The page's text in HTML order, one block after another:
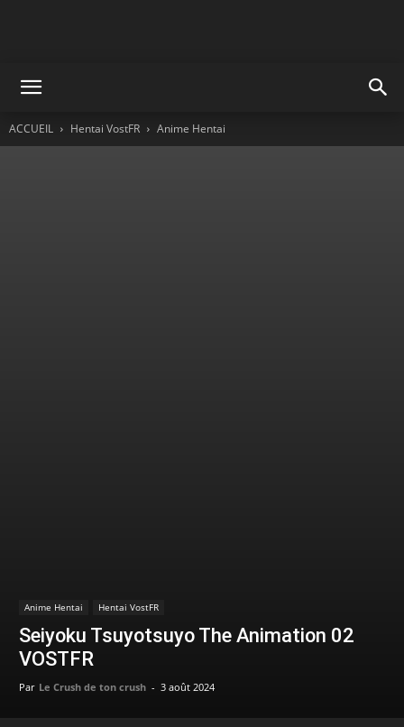
ACCUEIL Hentai VostFR Anime Hentai
Anime Hentai Hentai VostFR
Seiyoku Tsuyotsuyo The Animation 02
VOSTFR
Par Le Crush de ton crush - 3 août 2024